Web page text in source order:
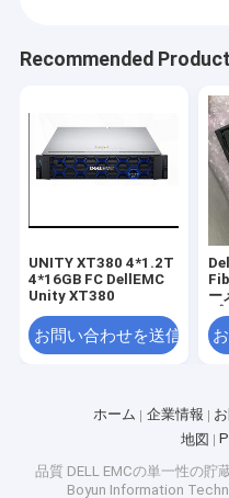
Recommended
UNITY XT380 4*1.2T
4*16GB FC DellEMC
Unity XT380
お問い合わせを送信
ー
最
ホーム 企業情報
地図
品質 DELL EMCの単一性の貯
Boyun Information